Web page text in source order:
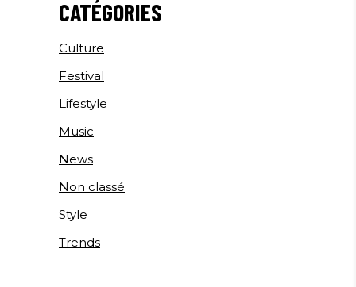
CATÉGORIES
Culture
Festival
Lifestyle
Music
News
Non classé
Style
Trends